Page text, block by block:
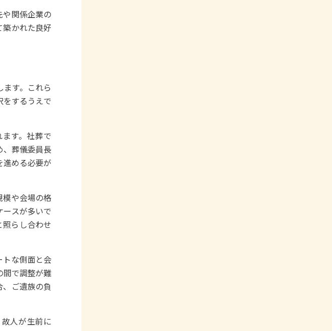
関係企業の
かれた良好
す。これら
するうえで
す。社葬で
、葬儀委員長
める必要が
模や会場の格
スが多いで
らし合わせ
トな側面と会
間で調整が難
ご遺族の負
人が生前に